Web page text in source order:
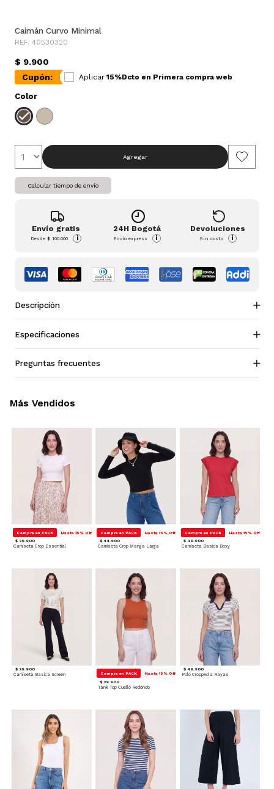
Caimán Curvo Minimal
REF. 40530320
$ 9.900
Cupón:
Aplicar 15%Dcto en Primera compra web
Color
Agregar
Calcular tiempo de envío
Envío gratis
Desde$ 100.000 i
24H Bogotá
Envío express i
Devoluciones
Sin costo i
Descripción
Especificaciones
Preguntas frecuentes
Compra en PACK Hasta 15% Off
$ 39.900
Camiseta Crop Essential
Compra en PACK Hasta 15% Off
$ 44.900
Camiseta Crop Manga Larga
Compra en PACK Hasta 15% Off
$ 49.900
Camiseta Basica Boxy
$ 39.900
Camiseta Basica Screen Compra en PACK Hasta 15% Off
$ 29.900
Tank Top Cuello Redondo
$ 49.900
Polo Cropped a Rayas
Más Vendidos